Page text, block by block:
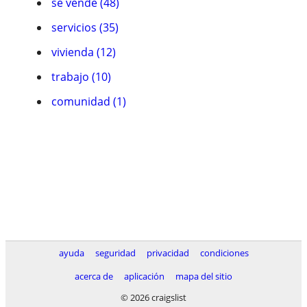
servicios (35)
vivienda (12)
trabajo (10)
comunidad (1)
ayuda seguridad privacidad
condiciones
acerca de
aplicación
mapa del sitio
© 2026 craigslist